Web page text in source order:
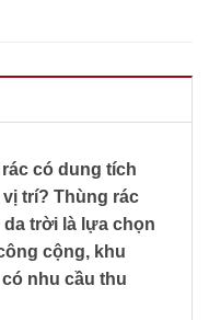
có dung tích
trí? Thùng rác
da trời là lựa chọn
cộng, khu
nhu cầu thu